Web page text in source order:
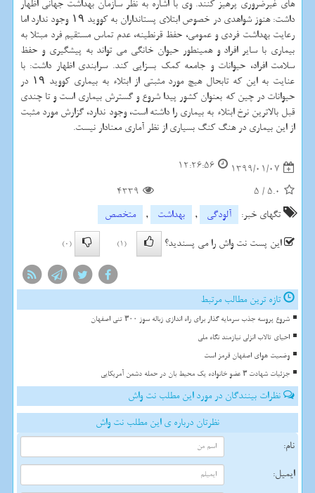
های غیرضروری پرهیز كنند. وی با اشاره به نظر سازمان بهداشت جهانی اظهار
داشت: هنوز شواهدی در خصوص ابتلای پستانداران به كووید ۱۹ وجود ندارد اما
رعایت بهداشت فردی و عمومی، حفظ قرنطینه، عدم تماس مستقیم فرد مبتلا به
بیماری با سایر افراد و همینطور حیوان خانگی می تواند به پیشگیری و حفظ
سلامت افراد، حیوانات و جامعه كمك بسزایی كند. سرابندی اظهار داشت: با
عنایت به این كه تابحال هیچ مورد مثبتی از ابتلاء به بیماری كووید ۱۹ در
حیوانات در چین كه بعنوان كشور پیدا شروع و گسترش بیماری است و تا چندی
قبل بالاترین نرخ ابتلاء به بیماری را داشته است، وجود ندارد، گزارش مورد مثبت
از این بیماری در هنگ كنگ بسیاری از نظر آماری معنادار نیست.
1399/01/07
12:26:56
5.0
/
5
4339
تگهای خبر:
آلودگی , بهداشت ,
متخصص
این پست نت واش را می پسندید؟
(1)
(0)
تازه ترین مطالب مرتبط
شروع پروسه جذب سرمایه گذار برای راه اندازی زباله سوز ۳۰۰ تنی اصفهان
احیای تالاب انزلی نیازمند نگاه ملی
وضعیت هوای اصفهان قرمز است
جزئیات شهادت ۳ عضو خانواده یک محیط بان در حمله دشمن آمریکایی
نظرات بینندگان در مورد این مطلب نت واش
نظرتان درباره ی این مطلب نت واش
نام:
ایمیل: